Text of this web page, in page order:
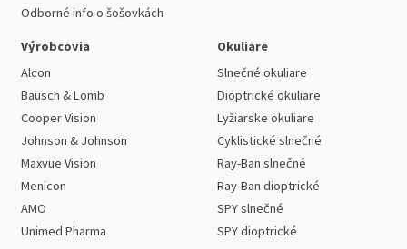
Odborné info o šošovkách
Výrobcovia
Alcon
Bausch & Lomb
Cooper Vision
Johnson & Johnson
Maxvue Vision
Menicon
AMO
Unimed Pharma
Okuliare
Slnečné okuliare
Dioptrické okuliare
Lyžiarske okuliare
Cyklistické slnečné
Ray-Ban slnečné
Ray-Ban dioptrické
SPY slnečné
SPY dioptrické